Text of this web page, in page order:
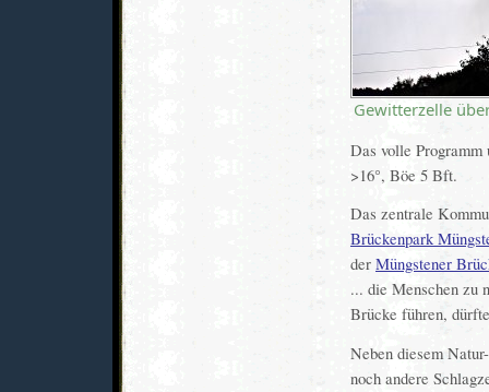
Gewitterzelle
Das volle Programm
>16°, Böe 5 Bft.
Das zentrale
Brückenpark
der Müngstener
... die Menschen zu
Brücke führen,
Neben diesem
noch andere